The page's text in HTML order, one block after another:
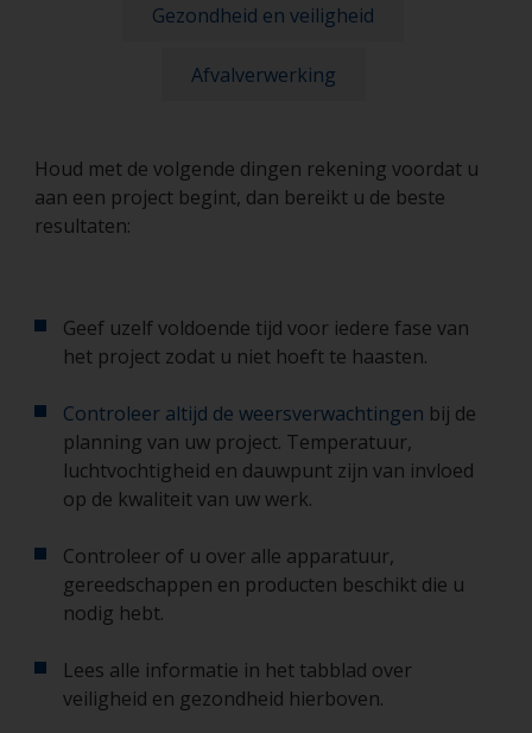
Gezondheid en veiligheid
Afvalverwerking
Houd met de volgende dingen rekening voordat u
aan een project begint, dan bereikt u de beste
resultaten:
Geef uzelf voldoende tijd voor iedere fase van
het project zodat u niet hoeft te haasten.
Controleer altijd de weersverwachtingen bij de
planning van uw project. Temperatuur,
luchtvochtigheid en dauwpunt zijn van invloed
op de kwaliteit van uw werk.
Controleer of u over alle apparatuur,
gereedschappen en producten beschikt die u
nodig hebt.
Lees alle informatie in het tabblad over
veiligheid en gezondheid hierboven.